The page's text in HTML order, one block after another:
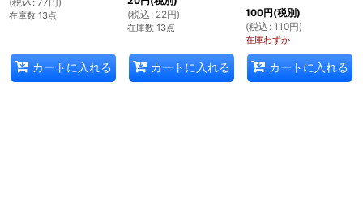
在庫数 13点
カートに入れる
(税込 : 22円)
在庫数 13点
カートに入れる
100円(税別)
(税込 : 110円)
在庫わずか
カートに入れる